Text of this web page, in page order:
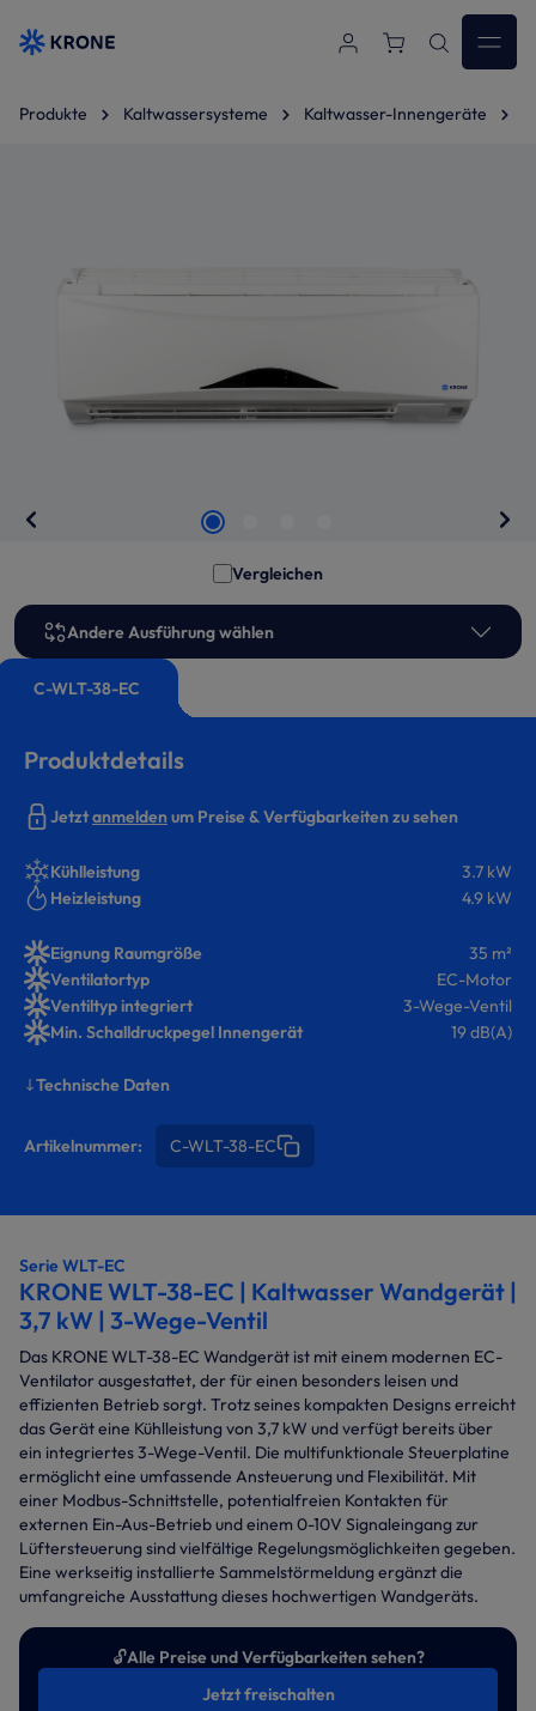
Zum Hauptinhalt springen
Produkte Kaltwassersysteme Kaltwasser-Innengeräte
Vergleichen
C-WLT-38-EC
Andere Ausführung wählen
Produktdetails
Jetztanmeldenum Preise & Verfügbarkeiten zu sehen
Kühlleistung
3.7 kW
Heizleistung
4.9 kW
Eignung Raumgröße
35 m²
Ventilatortyp
EC-Motor
Ventiltyp integriert
3-Wege-Ventil
Min. Schalldruckpegel Innengerät
19 dB(A)
Technische Daten
Artikelnummer: C-WLT-38-EC
Serie WLT-EC
KRONE WLT-38-EC | Kaltwasser Wandgerät |
3,7 kW | 3-Wege-Ventil
Das KRONE WLT-38-EC Wandgerät ist mit einem modernen EC-
Ventilator ausgestattet, der für einen besonders leisen und
effizienten Betrieb sorgt. Trotz seines kompakten Designs erreicht
das Gerät eine Kühlleistung von 3,7 kW und verfügt bereits über
ein integriertes 3-Wege-Ventil. Die multifunktionale Steuerplatine
ermöglicht eine umfassende Ansteuerung und Flexibilität. Mit
einer Modbus-Schnittstelle, potentialfreien Kontakten für
externen Ein-Aus-Betrieb und einem 0-10V Signaleingang zur
Lüftersteuerung sind vielfältige Regelungsmöglichkeiten gegeben.
Eine werkseitig installierte Sammelstörmeldung ergänzt die
umfangreiche Ausstattung dieses hochwertigen Wandgeräts.
🔓Alle Preise und Verfügbarkeiten sehen?
Jetzt freischalten